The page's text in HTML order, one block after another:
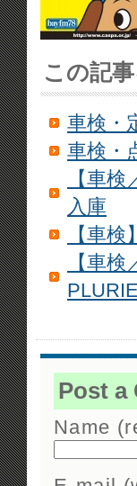
この記
車検・
車検・
【車
入庫
【車
【車
Post a
Name